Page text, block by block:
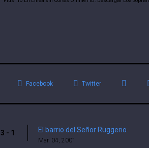
Facebook Twitter
3 - 1 El barrio del Señor Ruggerio
Mar. 04, 2001